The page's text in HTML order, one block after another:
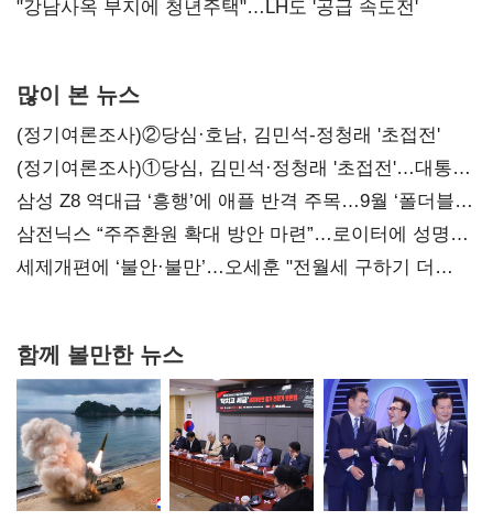
"강남사옥 부지에 청년주택"…LH도 '공급 속도전'
많이 본 뉴스
(정기여론조사)②당심·호남, 김민석-정청래 '초접전'
(정기여론조사)①당심, 김민석·정청래 '초접전'…대통령
지지도 '50% 아래로'(종합)
삼성 Z8 역대급 ‘흥행’에 애플 반격 주목…9월 ‘폴더블
대전’
삼전닉스 “주주환원 확대 방안 마련”…로이터에 성명
보내
세제개편에 ‘불안·불만’…오세훈 "전월세 구하기 더
함께 볼만한 뉴스